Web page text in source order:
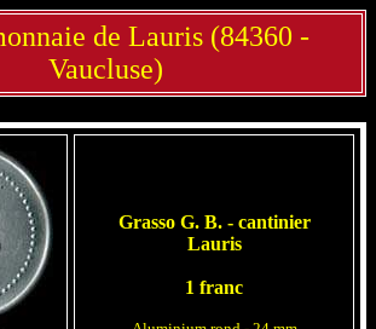
de Lauris (84360 -
Vaucluse)
Grasso G. B. - cantinier
Lauris
1 franc